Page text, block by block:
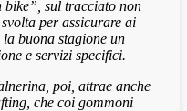
bike”, sul tracciato non
per assicurare ai
buona stagione un
e servizi specifici.
poi, attrae anche
che coi gommoni